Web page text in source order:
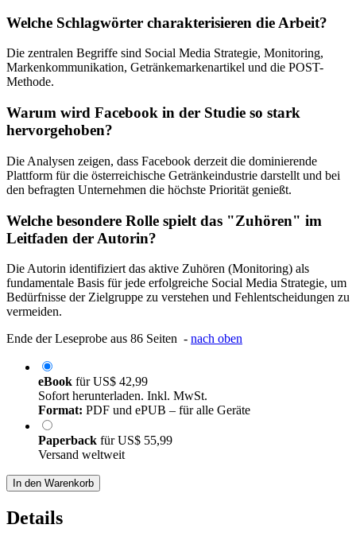
Welche Schlagwörter charakterisieren die Arbeit?
Die zentralen Begriffe sind Social Media Strategie, Monitoring,
Markenkommunikation, Getränkemarkenartikel und die POST-
Methode.
Warum wird Facebook in der Studie so stark
hervorgehoben?
Die Analysen zeigen, dass Facebook derzeit die dominierende
Plattform für die österreichische Getränkeindustrie darstellt und bei
den befragten Unternehmen die höchste Priorität genießt.
Welche besondere Rolle spielt das "Zuhören" im
Leitfaden der Autorin?
Die Autorin identifiziert das aktive Zuhören (Monitoring) als
fundamentale Basis für jede erfolgreiche Social Media Strategie, um
Bedürfnisse der Zielgruppe zu verstehen und Fehlentscheidungen zu
vermeiden.
Ende der Leseprobe aus 86 Seiten - nach oben
eBook fürUS$ 42,99
Sofort herunterladen. Inkl. MwSt.
Format: PDF und ePUB – für alle Geräte
Paperback fürUS$ 55,99
Versand weltweit
In den Warenkorb
Details